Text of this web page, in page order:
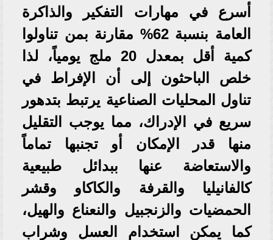
أسرع في مهارات التفكير والذاكرة
العامة بنسبة 62% مقارنة بمن تناولوا
كمية أقل بمعدل 20 ملج يومياً، لذا
خلص الباحثون إلى أن الإفراط في
تناول المحليات الصناعية يرتبط بتدهور
سريع في الإدراك، مما يوجب التقليل
منها قدر الإمكان أو تجنبها تماماً
والاستعاضة عنها ببدائل طبيعية
كالفانيليا والقرفة والكاكاو وقشر
الحمضيات والزنجبيل والنعناع والهيل،
كما يمكن استخدام العسل وشراب